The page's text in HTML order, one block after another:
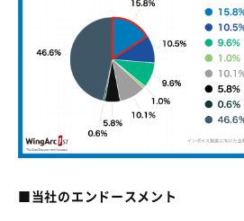
■当社のエンドースメント